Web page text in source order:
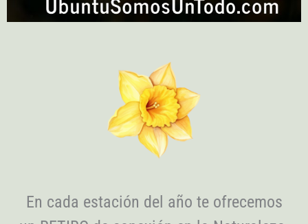
En cada estación del año te ofrecemos